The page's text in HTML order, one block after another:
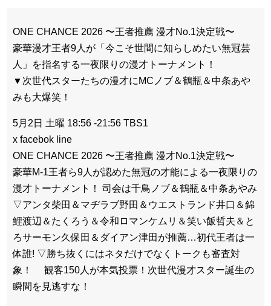
ONE CHANCE 2026 〜王者推薦 漫才No.1決定戦〜
豪華漫才王者9人が「今こそ世間に知らしめたい無冠芸
人」を指名する一夜限りの漫才トーナメント！
▼次世代スターたちの漫才にMCノブ＆鶴瓶＆中条あや
みも大爆笑！
5月2日 土曜 18:56 -21:56 TBS1
x facebok line
ONE CHANCE 2026 〜王者推薦 漫才No.1決定戦〜
豪華M-1王者ら9人が認めた無冠の才能による一夜限りの
漫才トーナメント！ 司会は千鳥ノブ＆鶴瓶＆中条あやみ
▽アンタ柴田＆マヂラブ野田＆ウエストランド井口＆錦
鯉渡辺＆たくろう＆令和ロマンケムリ＆笑い飯哲夫＆と
ろサーモン久保田＆ダイアン津田が推薦…初代王者は一
体誰! ▽勝ち抜くにはネタだけでなくトークも審査対
象！ 観客150人が本気投票！次世代漫才スター誕生の
瞬間を見逃すな！